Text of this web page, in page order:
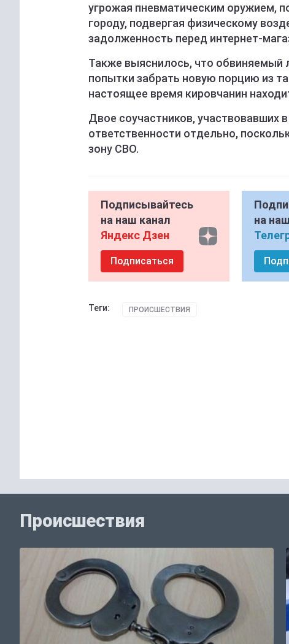
угрожая пневматическим оружием,
городу, подвергая физическому
задолженность перед интернет-
Также выяснилось, что обвиняемый
попытки забрать новую порцию из
настоящее время кировчанин
Двое соучастников, участвовавших
ответственности отдельно,
зону СВО.
Подписывайтесь
на наш канал
Яндекс Дзен
Подписаться
на
Теги: ПРОИСШЕСТВИЯ
Происшествия